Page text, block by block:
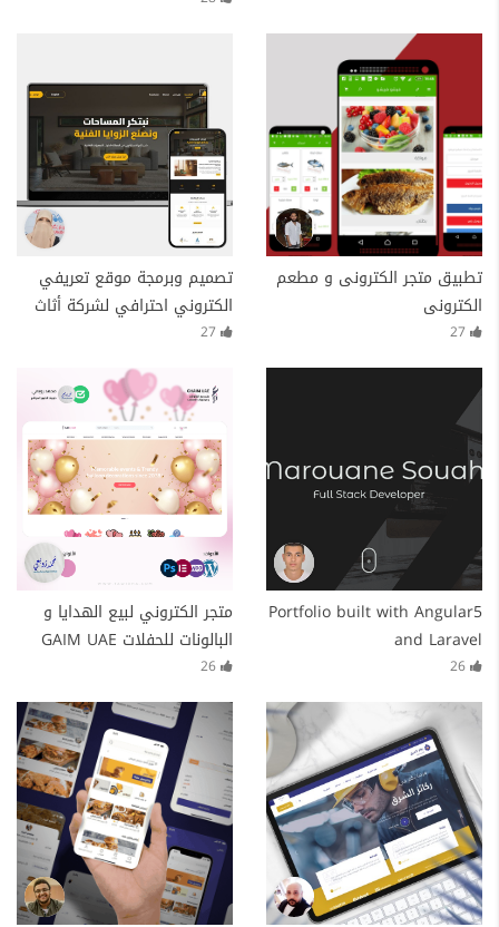
تطبيق متجر الكترونى و مطعم
الكترونى
تصميم وبرمجة موقع تعريفي
الكتروني احترافي لشركة أثاث
راقٍ مكوّن من أربع صفحات،
يدعم اللغتين ومتوافق بالكامل
مع جميع الأجهزة والشاشات
Portfolio built with Angular5
and Laravel
متجر الكتروني لبيع الهدايا و
البالونات للحفلات GAIM UAE